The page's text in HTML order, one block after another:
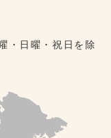
・日曜・祝日を除